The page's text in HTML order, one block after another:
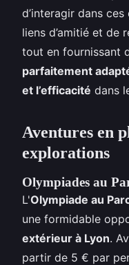
d’interagir dans
liens d’amitié et de
tout en fournissant
parfaitement
et l’efficacité dans
Aventures en
explorations
Olympiades au
L'Olympiade au
une formidable
extérieur à Lyon.
partir de 5 € par